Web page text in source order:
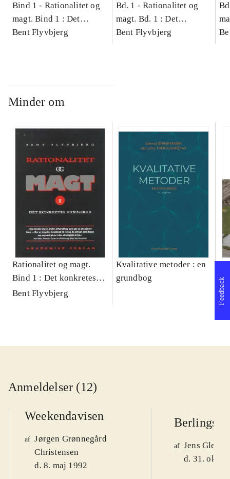
Bind 1 - Rationalitet og
magt. Bind 1 : Det
konkretes videnskab
Bent Flyvbjerg
Bd. 1 -Rationalitet og
magt. Bd. 1 : Det
konkretes videnskab
Bent Flyvbjerg
Minder om
Rationalitet og magt.
Bind 1 : Det konkretes
videnskab
Bent Flyvbjerg
Kvalitative metoder : en
grundbog
Anmeldelser (12)
Weekendavisen
af Jørgen Grønnegård
Christensen
d. 8. maj 1992
af Jens
d. 31. okt.
Feedback